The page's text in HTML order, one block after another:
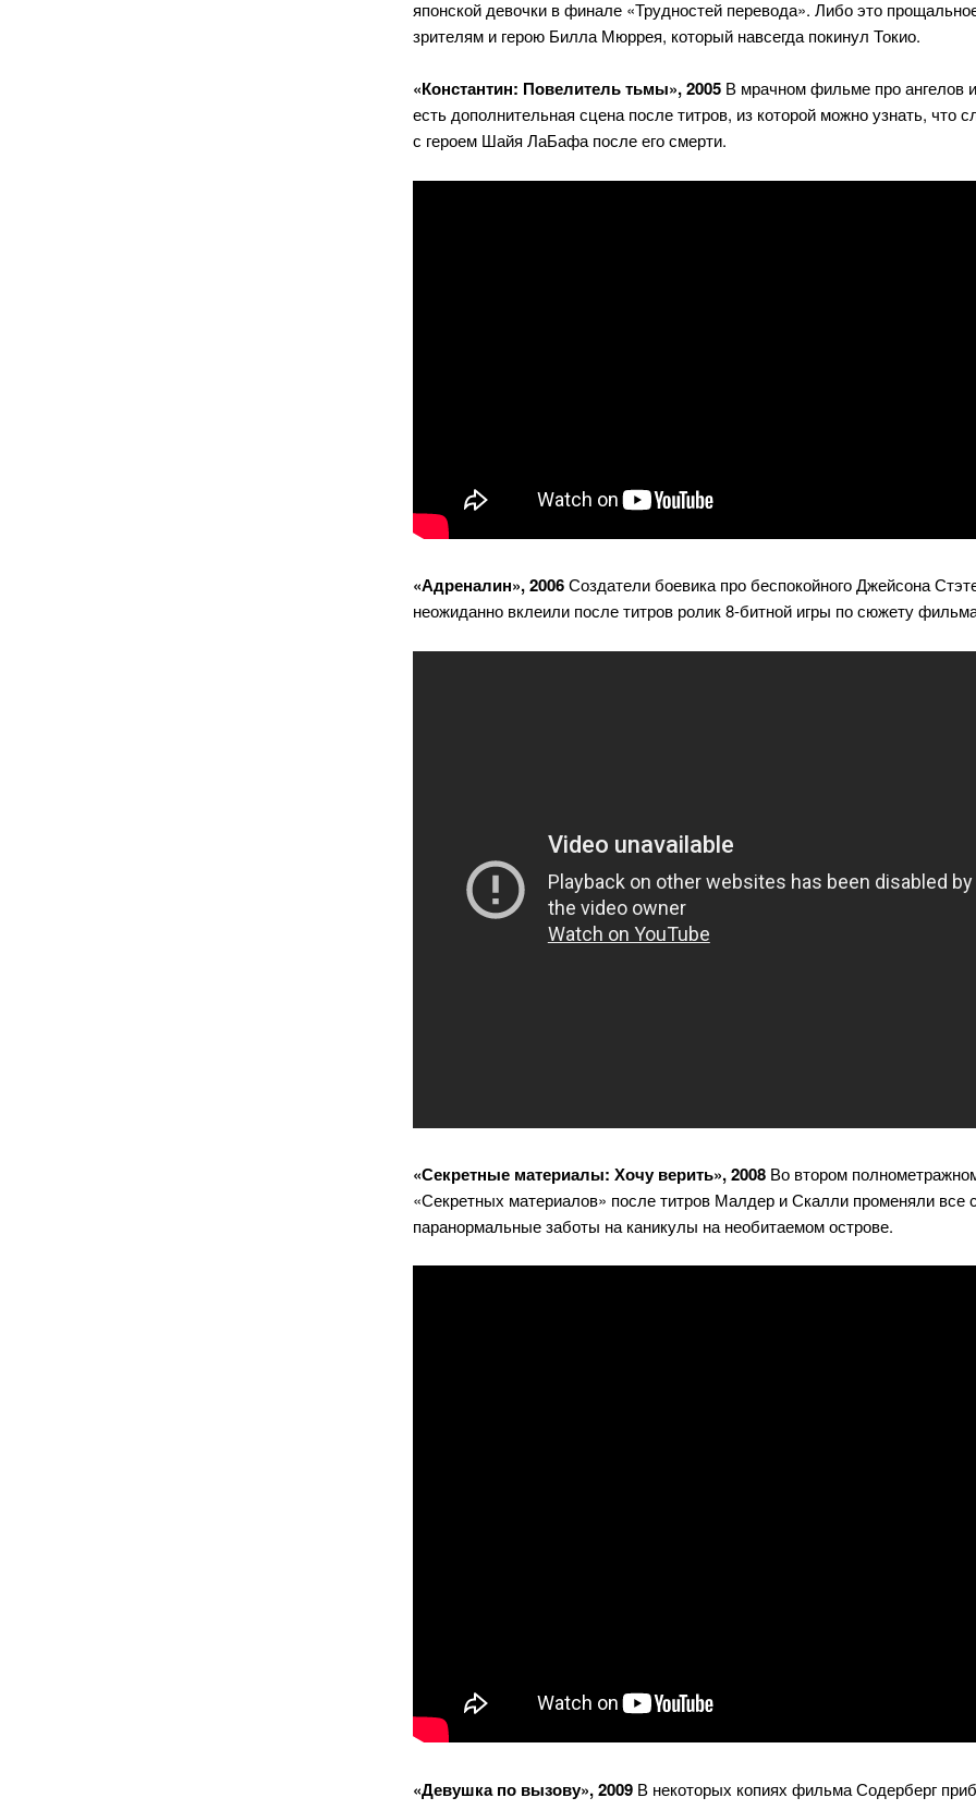
японской девочки в финале «Трудностей перевода». Либо это
зрителям и герою Билла Мюррея, который навсегда покинул Токио.
«Константин: Повелитель тьмы», 2005 В мрачном фильме про ангелов
есть дополнительная сцена после титров, из которой можно узнать, что
с героем Шайя ЛаБафа после его смерти.
«Адреналин», 2006Создатели боевика про беспокойного Джейсона
неожиданно вклеили после титров ролик 8-битной игры по сюжету
«Секретные материалы: Хочу верить», 2008 Во втором
«Секретных материалов» после титров Малдер и Скалли променяли все
паранормальные заботы на каникулы на необитаемом острове.
«Девушка по вызову», 2009 В некоторых копиях фильма Содерберг